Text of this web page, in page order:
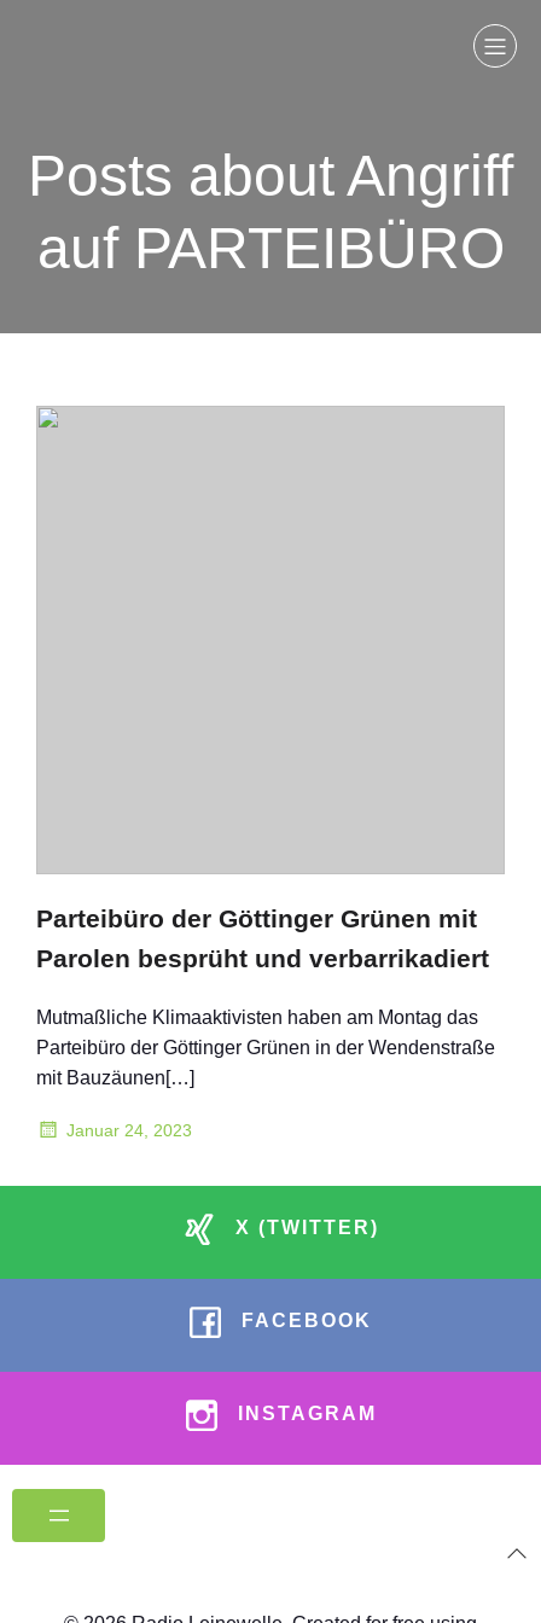
Posts about Angriff
auf PARTEIBÜRO
Parteibüro der Göttinger Grünen mit
Parolen besprüht und verbarrikadiert
Mutmaßliche Klimaaktivisten haben am Montag das
Parteibüro der Göttinger Grünen in der Wendenstraße
mit Bauzäunen[…]
Januar 24, 2023
X (TWITTER)
FACEBOOK
INSTAGRAM